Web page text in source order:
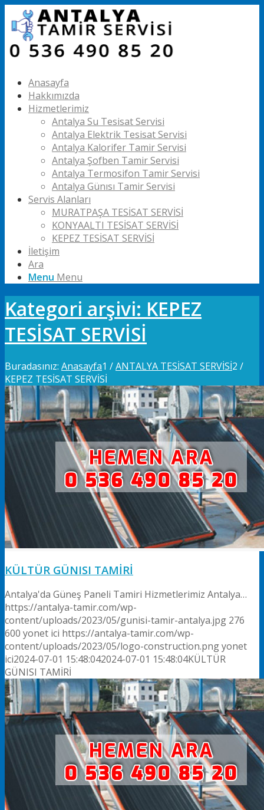
Anasayfa
Hakkımızda
Hizmetlerimiz
Antalya Su Tesisat Servisi
Antalya Elektrik Tesisat Servisi
Antalya Kalorifer Tamir Servisi
Antalya Şofben Tamir Servisi
Antalya Termosifon Tamir Servisi
Antalya Günısı Tamir Servisi
Servis Alanları
MURATPAŞA TESİSAT SERVİSİ
KONYAALTI TESİSAT SERVİSİ
KEPEZ TESİSAT SERVİSİ
İletişim
Ara
Menu Menu
Kategori arşivi: KEPEZ
TESİSAT SERVİSİ
Buradasınız: Anasayfa1 /ANTALYA TESİSAT SERVİSİ2 /
KEPEZ TESİSAT SERVİSİ
KÜLTÜR GÜNISI TAMİRİ
Antalya'da Güneş Paneli Tamiri Hizmetlerimiz Antalya…
https://antalya-tamir.com/wp-
content/uploads/2023/05/gunisi-tamir-antalya.jpg 276
600 yonet ici https://antalya-tamir.com/wp-
content/uploads/2023/05/logo-construction.pngyonet
ici2024-07-01 15:48:042024-07-01 15:48:04KÜLTÜR
GÜNISI TAMİRİ